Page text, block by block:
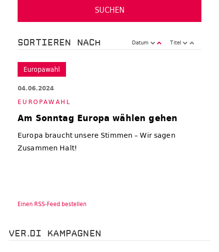
SORTIEREN NACH Datum Titel
Europawahl
04.06.2024
EU­RO­PA­WAHL
Am Sonntag Europa wählen gehen
Europa braucht unsere Stimmen – Wir sagen
Zusammen Halt!
Einen RSS-Feed bestellen
VER.DI KAMPAGNEN